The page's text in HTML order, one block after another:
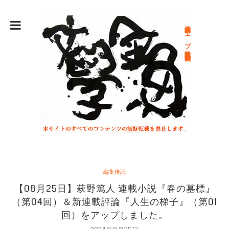
総合文学ウェブ情報誌 文学金魚
編集後記
【08月25日】萩野篤人 連載小説『春の墓標』
（第04回）＆新連載評論『人生の梯子』（第01
回）をアップしました。